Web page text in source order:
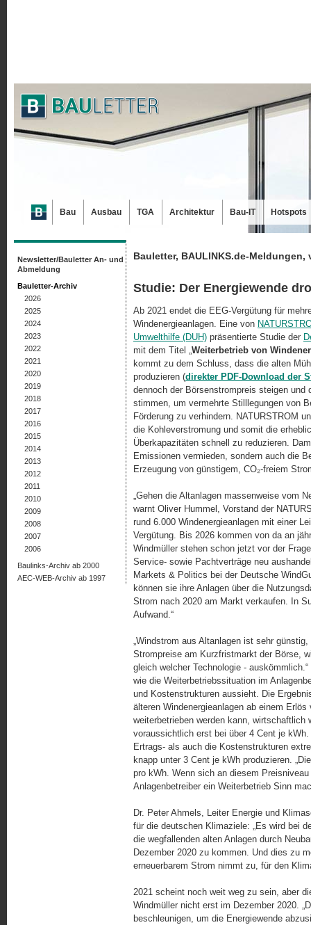
Bauletter, BAULINKS.de-Meldungen,
Studie: Der Energiewende
Ab 2021 endet die EEG-Vergütung für
Windenergieanlagen. Eine von
Umwelthilfe (DUH) präsentierte Studie der
mit dem Titel „Weiterbetrieb von
kommt zu dem Schluss, dass die alten
produzieren (direk­ter PDF-Download der
dennoch der Börsenstrompreis steigen und
stimmen, um vermehrte Stilllegungen von
Förderung zu verhindern. NATURSTROM
die Kohleverstromung und somit die
Überkapazitäten schnell zu reduzieren.
Emissionen vermieden, sondern auch die
Erzeugung von günstigem, CO₂-freiem
„Gehen die Altanlagen massenweise vom
warnt Oliver Hummel, Vorstand der
rund 6.000 Windenergieanlagen mit einer
Vergütung. Bis 2026 kommen von da an
Windmüller stehen schon jetzt vor der
Service- sowie Pachtverträge neu
Markets & Politics bei der Deutsche
können sie ihre Anlagen über die
Strom nach 2020 am Markt verkaufen. In
Aufwand.“
„Windstrom aus Altanlagen ist sehr
Strompreise am Kurzfristmarkt der Börse,
gleich welcher Technologie -
wie die Weiterbetriebssituation im
und Kostenstrukturen aussieht. Die
älteren Windenergieanlagen ab einem
weiterbetrieben werden kann, wirtschaftlich
voraussichtlich erst bei über 4 Cent je
Ertrags- als auch die Kostenstrukturen
knapp unter 3 Cent je kWh produzieren.
pro kWh. Wenn sich an diesem
Anlagenbetreiber ein Weiterbetrieb Sinn
Dr. Peter Ahmels, Leiter Energie und
für die deutschen Klimaziele: „Es wird bei
die wegfallenden alten Anlagen durch
Dezember 2020 zu kommen. Und dies zu
erneuerbarem Strom nimmt zu, für den
2021 scheint noch weit weg zu sein, aber
Windmüller nicht erst im Dezember 2020.
beschleunigen, um die Energiewende
Newsletter/Bauletter An- und
Abmeldung
Bauletter-Archiv
2026
2025
2024
2023
2022
2021
2020
2019
2018
2017
2016
2015
2014
2013
2012
2011
2010
2009
2008
2007
2006
Baulinks-Archiv ab 2000
AEC-WEB-Archiv ab 1997
Bau Ausbau TGA Architektur Bau-IT Hotspots